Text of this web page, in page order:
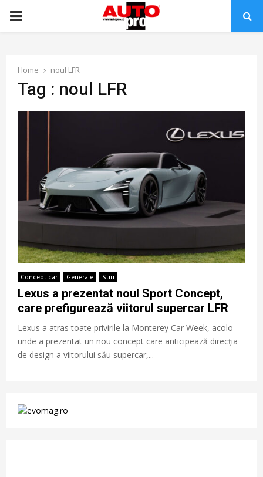
PRIMARY
Home noul LFR
Tag : noul LFR
Concept car Generale Stiri
Lexus a prezentat noul Sport Concept,
care prefigurează viitorul supercar LFR
Lexus a atras toate privirile la Monterey Car Week, acolo
unde a prezentat un nou concept care anticipează direcția
de design a viitorului său supercar,...